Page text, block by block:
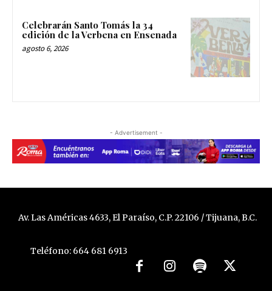
Celebrarán Santo Tomás la 34
edición de la Verbena en Ensenada
agosto 6, 2026
- Advertisement -
Av. Las Américas 4633, El Paraíso, C.P. 22106 / Tijuana, B.C.
Teléfono: 664 681 6913